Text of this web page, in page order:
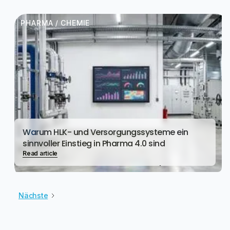
PHARMA / CHEMIE
Warum HLK- und Versorgungssysteme ein
sinnvoller Einstieg in Pharma 4.0 sind
Read article
Nächste